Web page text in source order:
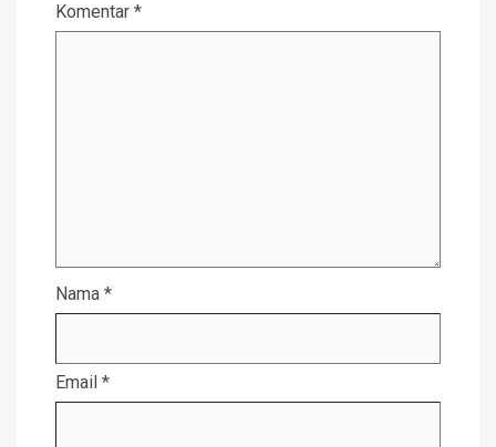
Komentar *
Nama *
Email *